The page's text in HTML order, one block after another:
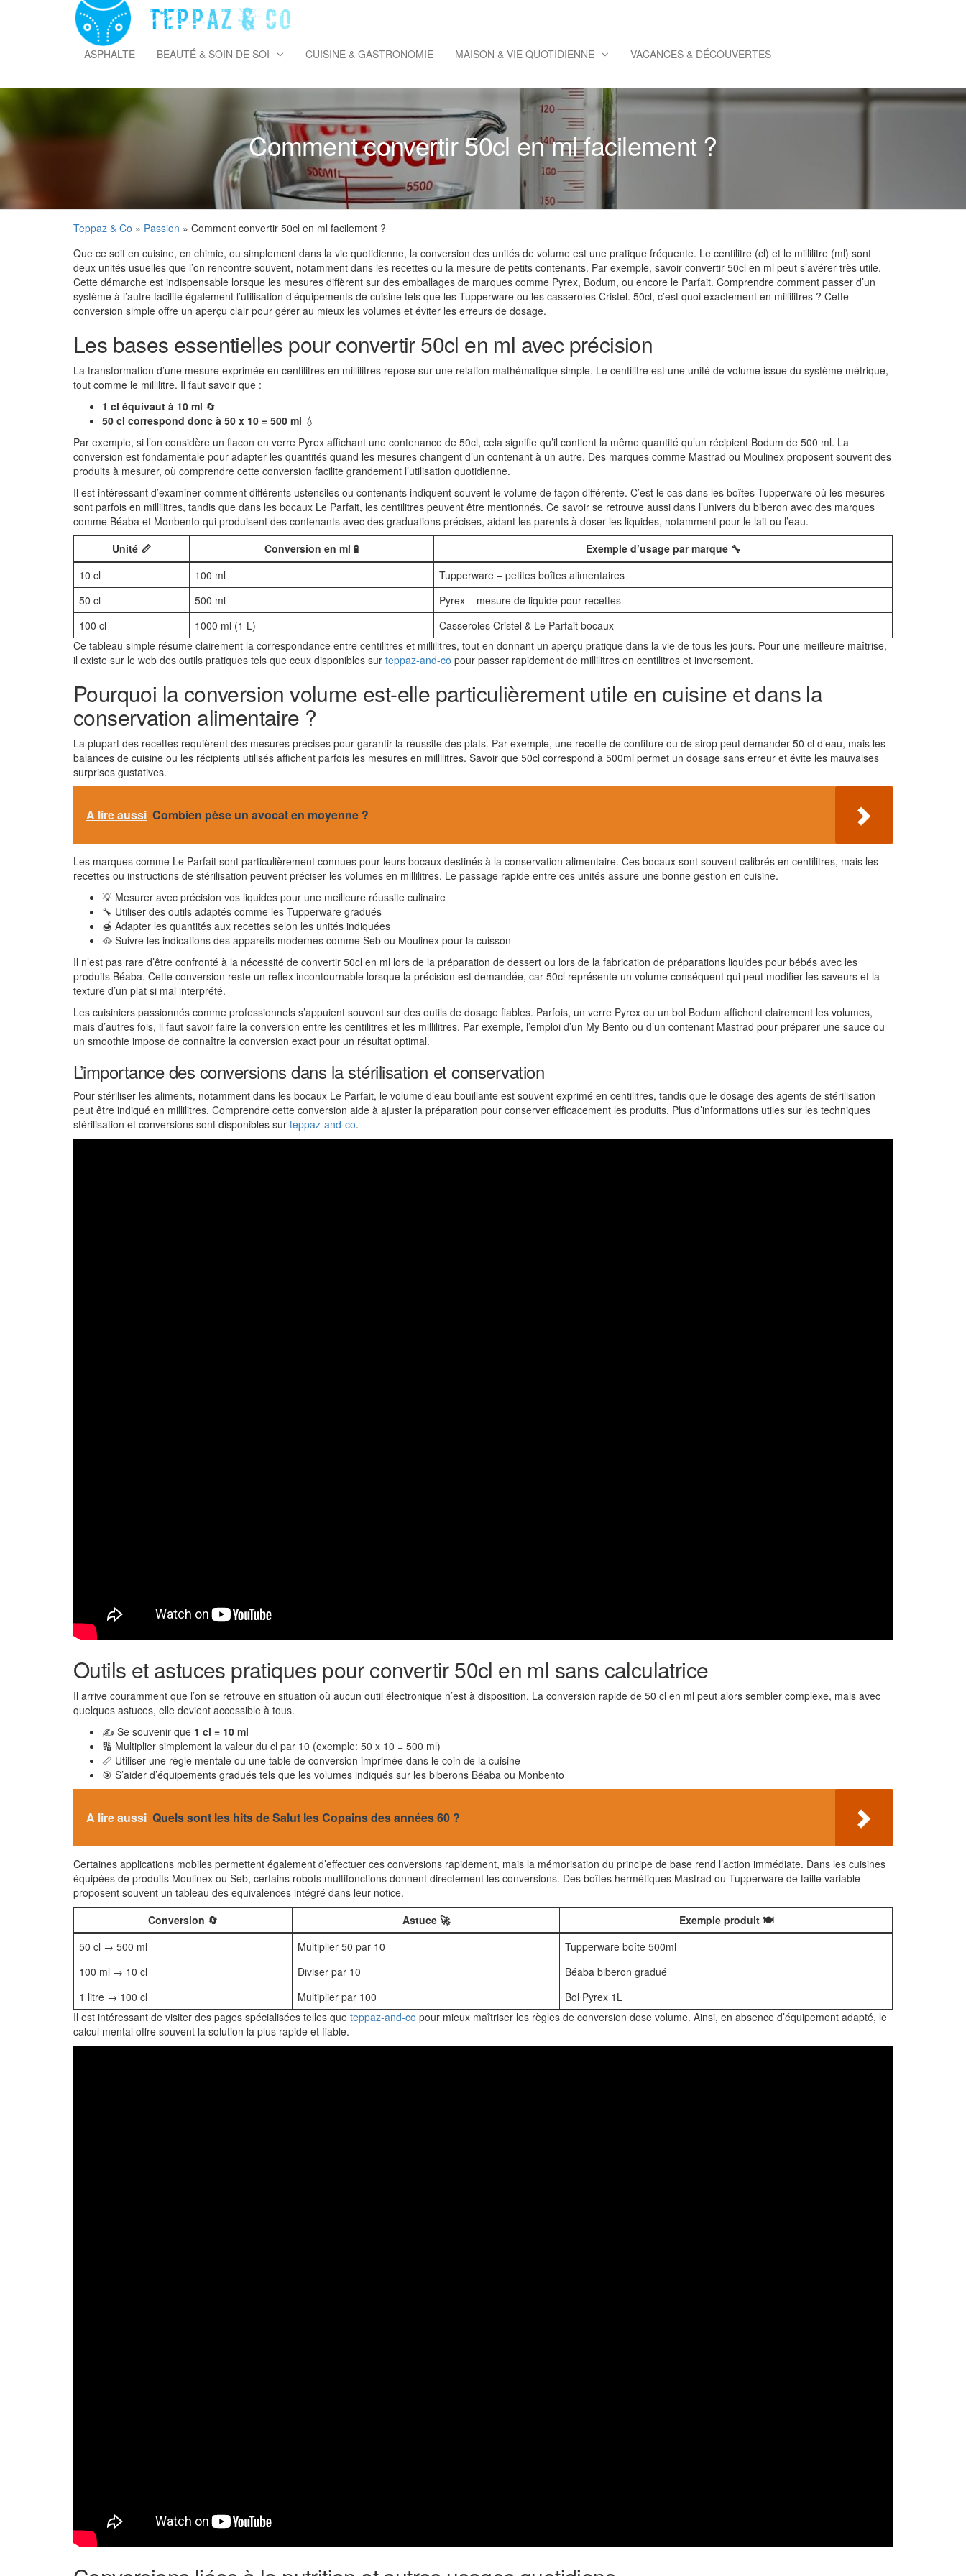
& Co
ASPHALTE BEAUTÉ & SOIN DE SOI CUISINE & GASTRONOMIE MAISON & VIE QUOTIDIENNE VACANCES & DÉCOUVERTES
Comment convertir 50cl en ml facilement ?
Teppaz & Co » Passion » Comment convertir 50cl en ml facilement ?
Que ce soit en cuisine, en chimie, ou simplement dans la vie quotidienne, la conversion des unités de volume est une pratique fréquente. Le centilitre (cl) et le millilitre (ml) sont
deux unités usuelles que l’on rencontre souvent, notamment dans les recettes ou la mesure de petits contenants. Par exemple, savoir convertir 50cl en ml peut s’avérer très utile.
Cette démarche est indispensable lorsque les mesures diffèrent sur des emballages de marques comme Pyrex, Bodum, ou encore le Parfait. Comprendre comment passer d’un
système à l’autre facilite également l’utilisation d’équipements de cuisine tels que les Tupperware ou les casseroles Cristel. 50cl, c’est quoi exactement en millilitres ? Cette
conversion simple offre un aperçu clair pour gérer au mieux les volumes et éviter les erreurs de dosage.
Les bases essentielles pour convertir 50cl en ml avec précision
La transformation d’une mesure exprimée en centilitres en millilitres repose sur une relation mathématique simple. Le centilitre est une unité de volume issue du système métrique,
tout comme le millilitre. Il faut savoir que :
1 cl équivaut à 10 ml 🔄
50 cl correspond donc à 50 x 10 = 500 ml 💧
Par exemple, si l’on considère un flacon en verre Pyrex affichant une contenance de 50cl, cela signifie qu’il contient la même quantité qu’un récipient Bodum de 500 ml. La
conversion est fondamentale pour adapter les quantités quand les mesures changent d’un contenant à un autre. Des marques comme Mastrad ou Moulinex proposent souvent des
produits à mesurer, où comprendre cette conversion facilite grandement l’utilisation quotidienne.
Il est intéressant d’examiner comment différents ustensiles ou contenants indiquent souvent le volume de façon différente. C’est le cas dans les boîtes Tupperware où les mesures
sont parfois en millilitres, tandis que dans les bocaux Le Parfait, les centilitres peuvent être mentionnés. Ce savoir se retrouve aussi dans l’univers du biberon avec des marques
comme Béaba et Monbento qui produisent des contenants avec des graduations précises, aidant les parents à doser les liquides, notamment pour le lait ou l’eau.
Unité 📏
Conversion en ml 🧪
Exemple d’usage par marque 🔧
10 cl
100 ml
Tupperware – petites boîtes alimentaires
50 cl
500 ml
Pyrex – mesure de liquide pour recettes
100 cl
1000 ml (1 L)
Casseroles Cristel & Le Parfait bocaux
Ce tableau simple résume clairement la correspondance entre centilitres et millilitres, tout en donnant un aperçu pratique dans la vie de tous les jours. Pour une meilleure maîtrise,
il existe sur le web des outils pratiques tels que ceux disponibles sur teppaz-and-co pour passer rapidement de millilitres en centilitres et inversement.
Pourquoi la conversion volume est-elle particulièrement utile en cuisine et dans la
conservation alimentaire ?
La plupart des recettes requièrent des mesures précises pour garantir la réussite des plats. Par exemple, une recette de confiture ou de sirop peut demander 50 cl d’eau, mais les
balances de cuisine ou les récipients utilisés affichent parfois les mesures en millilitres. Savoir que 50cl correspond à 500ml permet un dosage sans erreur et évite les mauvaises
surprises gustatives.
A lire aussi Combien pèse un avocat en moyenne ?
Les marques comme Le Parfait sont particulièrement connues pour leurs bocaux destinés à la conservation alimentaire. Ces bocaux sont souvent calibrés en centilitres, mais les
recettes ou instructions de stérilisation peuvent préciser les volumes en millilitres. Le passage rapide entre ces unités assure une bonne gestion en cuisine.
💡 Mesurer avec précision vos liquides pour une meilleure réussite culinaire
🔧 Utiliser des outils adaptés comme les Tupperware gradués
🍯 Adapter les quantités aux recettes selon les unités indiquées
🥘 Suivre les indications des appareils modernes comme Seb ou Moulinex pour la cuisson
Il n’est pas rare d’être confronté à la nécessité de convertir 50cl en ml lors de la préparation de dessert ou lors de la fabrication de préparations liquides pour bébés avec les
produits Béaba. Cette conversion reste un reflex incontournable lorsque la précision est demandée, car 50cl représente un volume conséquent qui peut modifier les saveurs et la
texture d’un plat si mal interprété.
Les cuisiniers passionnés comme professionnels s’appuient souvent sur des outils de dosage fiables. Parfois, un verre Pyrex ou un bol Bodum affichent clairement les volumes,
mais d’autres fois, il faut savoir faire la conversion entre les centilitres et les millilitres. Par exemple, l’emploi d’un My Bento ou d’un contenant Mastrad pour préparer une sauce ou
un smoothie impose de connaître la conversion exact pour un résultat optimal.
L’importance des conversions dans la stérilisation et conservation
Pour stériliser les aliments, notamment dans les bocaux Le Parfait, le volume d’eau bouillante est souvent exprimé en centilitres, tandis que le dosage des agents de stérilisation
peut être indiqué en millilitres. Comprendre cette conversion aide à ajuster la préparation pour conserver efficacement les produits. Plus d’informations utiles sur les techniques
stérilisation et conversions sont disponibles sur teppaz-and-co.
Outils et astuces pratiques pour convertir 50cl en ml sans calculatrice
Il arrive couramment que l’on se retrouve en situation où aucun outil électronique n’est à disposition. La conversion rapide de 50 cl en ml peut alors sembler complexe, mais avec
quelques astuces, elle devient accessible à tous.
✍ Se souvenir que 1 cl = 10 ml
🔢 Multiplier simplement la valeur du cl par 10 (exemple: 50 x 10 = 500 ml)
📏 Utiliser une règle mentale ou une table de conversion imprimée dans le coin de la cuisine
🎯 S’aider d’équipements gradués tels que les volumes indiqués sur les biberons Béaba ou Monbento
A lire aussi Quels sont les hits de Salut les Copains des années 60 ?
Certaines applications mobiles permettent également d’effectuer ces conversions rapidement, mais la mémorisation du principe de base rend l’action immédiate. Dans les cuisines
équipées de produits Moulinex ou Seb, certains robots multifonctions donnent directement les conversions. Des boîtes hermétiques Mastrad ou Tupperware de taille variable
proposent souvent un tableau des equivalences intégré dans leur notice.
Conversion 🔄
Astuce 🚀
Exemple produit 🍽️
50 cl → 500 ml
Multiplier 50 par 10
Tupperware boîte 500ml
100 ml → 10 cl
Diviser par 10
Béaba biberon gradué
1 litre → 100 cl
Multiplier par 100
Bol Pyrex 1L
Il est intéressant de visiter des pages spécialisées telles que teppaz-and-co pour mieux maîtriser les règles de conversion dose volume. Ainsi, en absence d’équipement adapté, le
calcul mental offre souvent la solution la plus rapide et fiable.